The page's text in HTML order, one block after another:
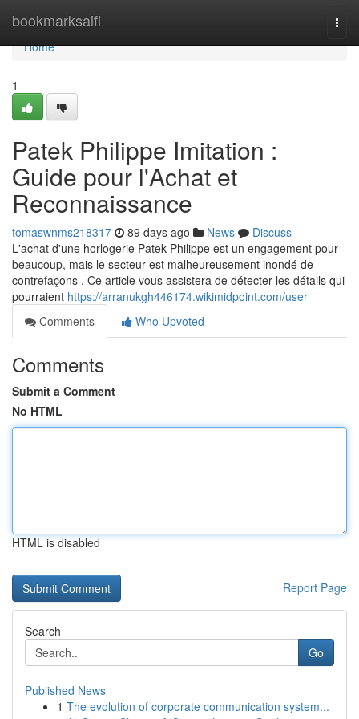
bookmarksaifi
Home
Home
1
Patek Philippe Imitation :
Guide pour l'Achat et
Reconnaissance
tomaswnms218317 89 days ago News
Discuss
L'achat d'une horlogerie Patek Philippe est un engagement pour
beaucoup, mais le secteur est malheureusement inondé de
contrefaçons . Ce article vous assistera de détecter les détails qui
pourraient https://arranukgh446174.wikimidpoint.com/user
Comments
Who Upvoted
Comments
Submit a Comment
No HTML
HTML is disabled
Report Page
Search
Go
Published News
1 The evolution of corporate communication system...